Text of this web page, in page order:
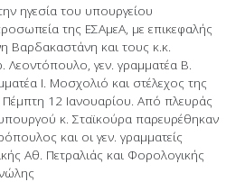
ηγεσία του υπουργείου
της ΕΣΑμεΑ, με επικεφαλής
Βαρδακαστάνη και τους κ.κ.
Λεοντόπουλο, γεν. γραμματέα Β.
Ι. Μοσχολιό και στέλεχος της
12 Ιανουαρίου. Από πλευράς
κ. Σταϊκούρα παρευρέθηκαν
και οι γεν. γραμματείς
Αθ. Πετραλιάς και Φορολογικής